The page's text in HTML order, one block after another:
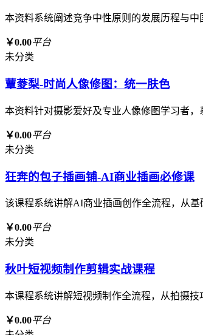
本资料系统阐述竞争中性原则的发展历程与
￥0.00平台
未分类
蕈菱梨-时尚人像修图：统一肤色
本资料针对摄影爱好及专业人像修图学习者
￥0.00平台
未分类
狂奔的包子插画铺-AI商业插画必修课
该课程系统讲解AI商业插画创作全流程，从
￥0.00平台
未分类
秋叶短视频制作剪辑实战课程
本课程系统讲解短视频制作全流程，从拍摄
￥0.00平台